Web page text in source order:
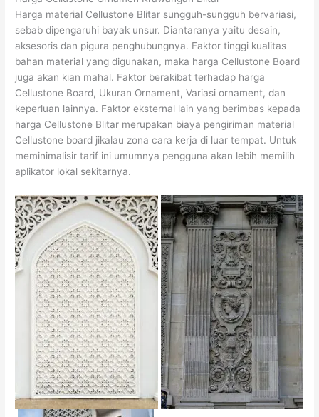
Harga material Cellustone Blitar sungguh-sungguh bervariasi,
sebab dipengaruhi bayak unsur. Diantaranya yaitu desain,
aksesoris dan pigura penghubungnya. Faktor tinggi kualitas
bahan material yang digunakan, maka harga Cellustone Board
juga akan kian mahal. Faktor berakibat terhadap harga
Cellustone Board, Ukuran Ornament, Variasi ornament, dan
keperluan lainnya. Faktor eksternal lain yang berimbas kepada
harga Cellustone Blitar merupakan biaya pengiriman material
Cellustone board jikalau zona cara kerja di luar tempat. Untuk
meminimalisir tarif ini umumnya pengguna akan lebih memilih
aplikator lokal sekitarnya.